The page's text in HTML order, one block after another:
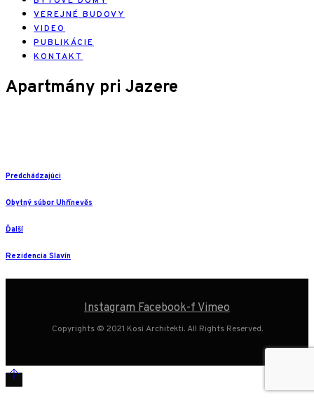
VEREJNÉ BUDOVY
VIDEO
PUBLIKÁCIE
KONTAKT
Apartmány pri Jazere
Predchádzajúci
Obytný súbor Uhřínevěs
Ďalší
Rezidencia Slavín
Instagram Facebook-f Vimeo
Copyrights © 2021 Kosi Architekti. All Rights Reserved.